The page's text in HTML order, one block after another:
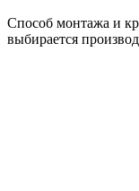
Способ монтажа и
выбирается